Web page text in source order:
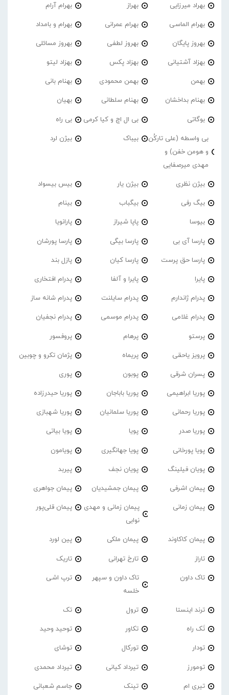
بهراد میرزایی بهراز بهرام آرام
بهرام الماسی بهرام عمرانی بهرام و بامداد
بهروز پایگان بهروز لطفی بهروز مسائلی
بهزاد آشتیانی بهزاد پکس بهزاد لیتو
بهمن بهمن محمودی بهنام بانی
بهنام بداخشان بهنام سلطانی بهیان
بوگاتی بی ال اچ و کیا کرمی بی راه
بی واسطه (علی تارکُن
و هومن خفن) و
مهدی میرصفایی
بیباک بیژن لرد
بیژن نظری بیژن یار بیس بیسواد
بیگ رفی بیگباب بینام
بیوسا پاپا شیراز پارانویا
پارسا آی بی پارسا بیگی پارسا پورشان
پارسا حق پرست پارسا کیان پازل بند
پایرا پایرا و آلفا پدرام افتخاری
پدرام ژاندارم پدرام‌ سایلنت پدرام شانه ساز
پدرام غلامی پدرام موسمی پدرام نجفیان
پرستو پرهام پروفسور
پرویز یاحقی پریماه پژمان تکرو و چوبین
پسران شرقی پوبون پوری
پوریا ابراهیمی پوریا باباجان پوریا حیدرزاده
پوریا رحمانی پوریا سلمانیان پوریا شهبازی
پوریا صدر پویا پویا بیاتی
پویا پورخانی پویا جهانگیری پویامون
پویان فیلینگ پویان نجف پیربد
پیمان اشرفی پیمان جمشیدیان پیمان جواهری
پیمان زمانی
پیمان زمانی و مهدی
نوابی
پیمان قلی‌پور
پیمان کاکاوند پیمان ملکی پین لورد
تاراز تارخ تهرانی تاریک
تاک داون
تاک داون و سپهر
خلسه
ترپ اشی
ترند اینستا ترول تک
تَک راه تکاور توحید وحید
تودار تورکال توشای
تومورز تیرداد کیانی تیرداد محمدی
تیری ام تینک جاسم شعبانی